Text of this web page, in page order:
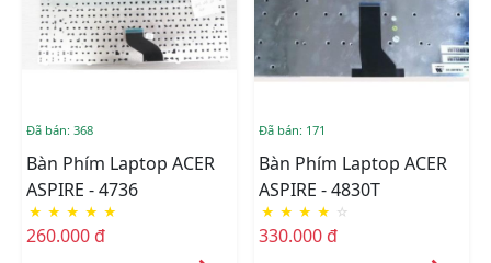
Đã bán: 368
Bàn Phím Laptop ACER
ASPIRE - 4736
★ ★ ★ ★ ★
260.000 đ
Đã bán: 171
Bàn Phím Laptop ACER
ASPIRE - 4830T
★ ★ ★ ★ ☆
330.000 đ